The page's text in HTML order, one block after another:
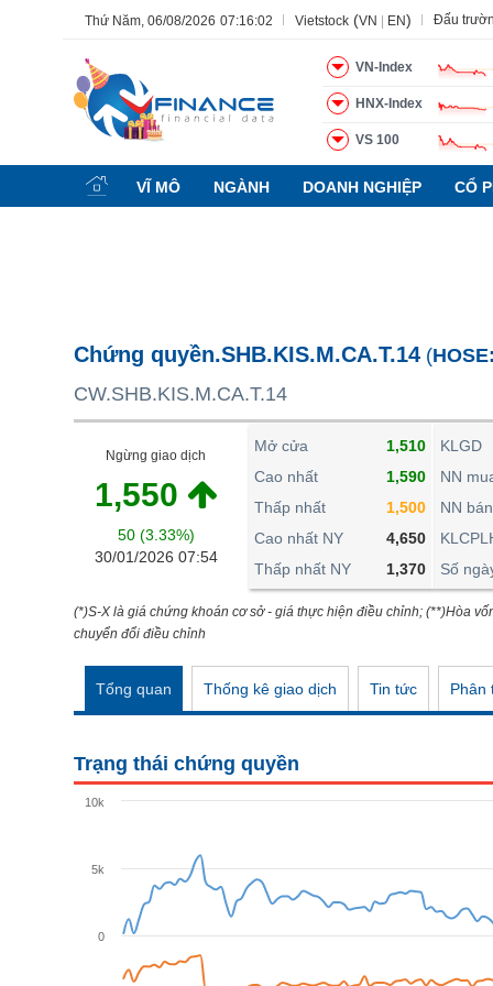
Thứ Năm, 06/08/2026 07:16:03 Vietstock (VN EN) Đấu
VN-Index
HNX-Index
VS 100
VĨ MÔ NGÀNH DOANH NGHIỆP CỔ
Chứng quyền.SHB.KIS.M.CA.T.14 (HOSE:
CW.SHB.KIS.M.CA.T.14
Ngừng giao dịch
1,550
50 (3.33%)
30/01/2026 07:54
Mở cửa
1,510
Cao nhất
1,590
Thấp nhất
1,500
Cao nhất NY
4,650
Thấp nhất NY
1,370
KLGD
NN
NN bán
Số
(*)S-X là giá chứng khoán cơ sở - giá thực hiện điều chỉnh; (**)Hòa
chuyển đổi điều chỉnh
Tổng quan Thống kê giao dịch Tin tức Phân
Trạng thái chứng quyền
0
5k
10k
Tính năng Ngành Mã chứng khoán Lãnh
BẤT ĐỘNG SẢN
TÀI CHÍNH
KINH TẾ
THẾ GIỚI
ĐÔNG DƯƠNG
PHÂN TÍCH
VS-SECTOR
NGUYÊN VẬT LIỆU
TIÊU DÙNG KHÔNG THIẾT YẾU
TIÊU DÙNG THIẾT YẾU